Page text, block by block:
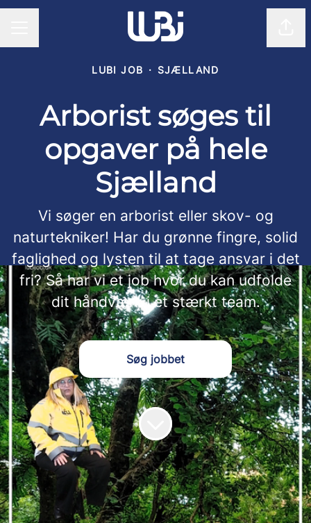
LUBI JOB · SJÆLLAND
Arborist søges til
opgaver på hele
Sjælland
Vi søger en arborist eller skov- og
naturtekniker! Har du grønne fingre, solid
faglighed og lysten til at tage ansvar i det
fri? Så har vi et job hvor du kan udfolde
dit håndværk i et stærkt team.
Søg jobbet